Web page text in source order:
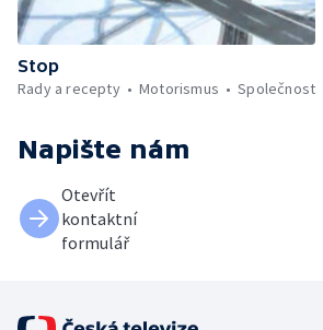
Stop
Rady a recepty
Motorismus Společnost
Napište nám
Otevřít
kontaktní
formulář